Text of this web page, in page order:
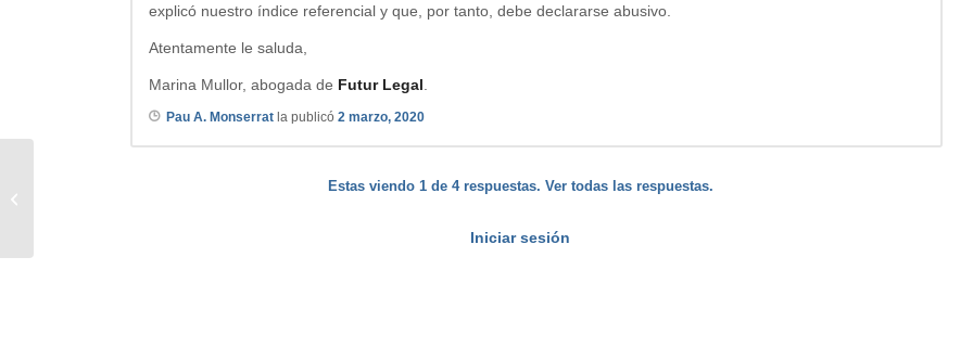
explicó nuestro índice referencial y que, por tanto, debe declararse abusivo.
Atentamente le saluda,
Marina Mullor, abogada de Futur Legal
Pau A. Monserrat la publicó 2 marzo, 2020
Estas viendo 1 de 4 respuestas. Ver todas las respuestas.
Iniciar sesión